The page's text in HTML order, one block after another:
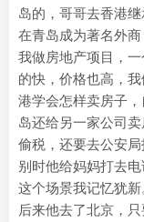
岛的，哥哥去香港
在青岛成为著名外商
我做房地产项目，
的快，价格也高，
港学会怎样卖房子
岛还给另一家公司
偷税，还要去公安
别时他给妈妈打去
这个场景我记忆犹新
后来他去了北京，